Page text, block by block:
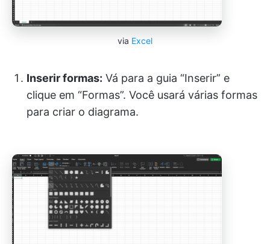
via Excel
Inserir formas: Vá para a guia “Inserir” e
clique em “Formas”. Você usará várias formas
para criar o diagrama.